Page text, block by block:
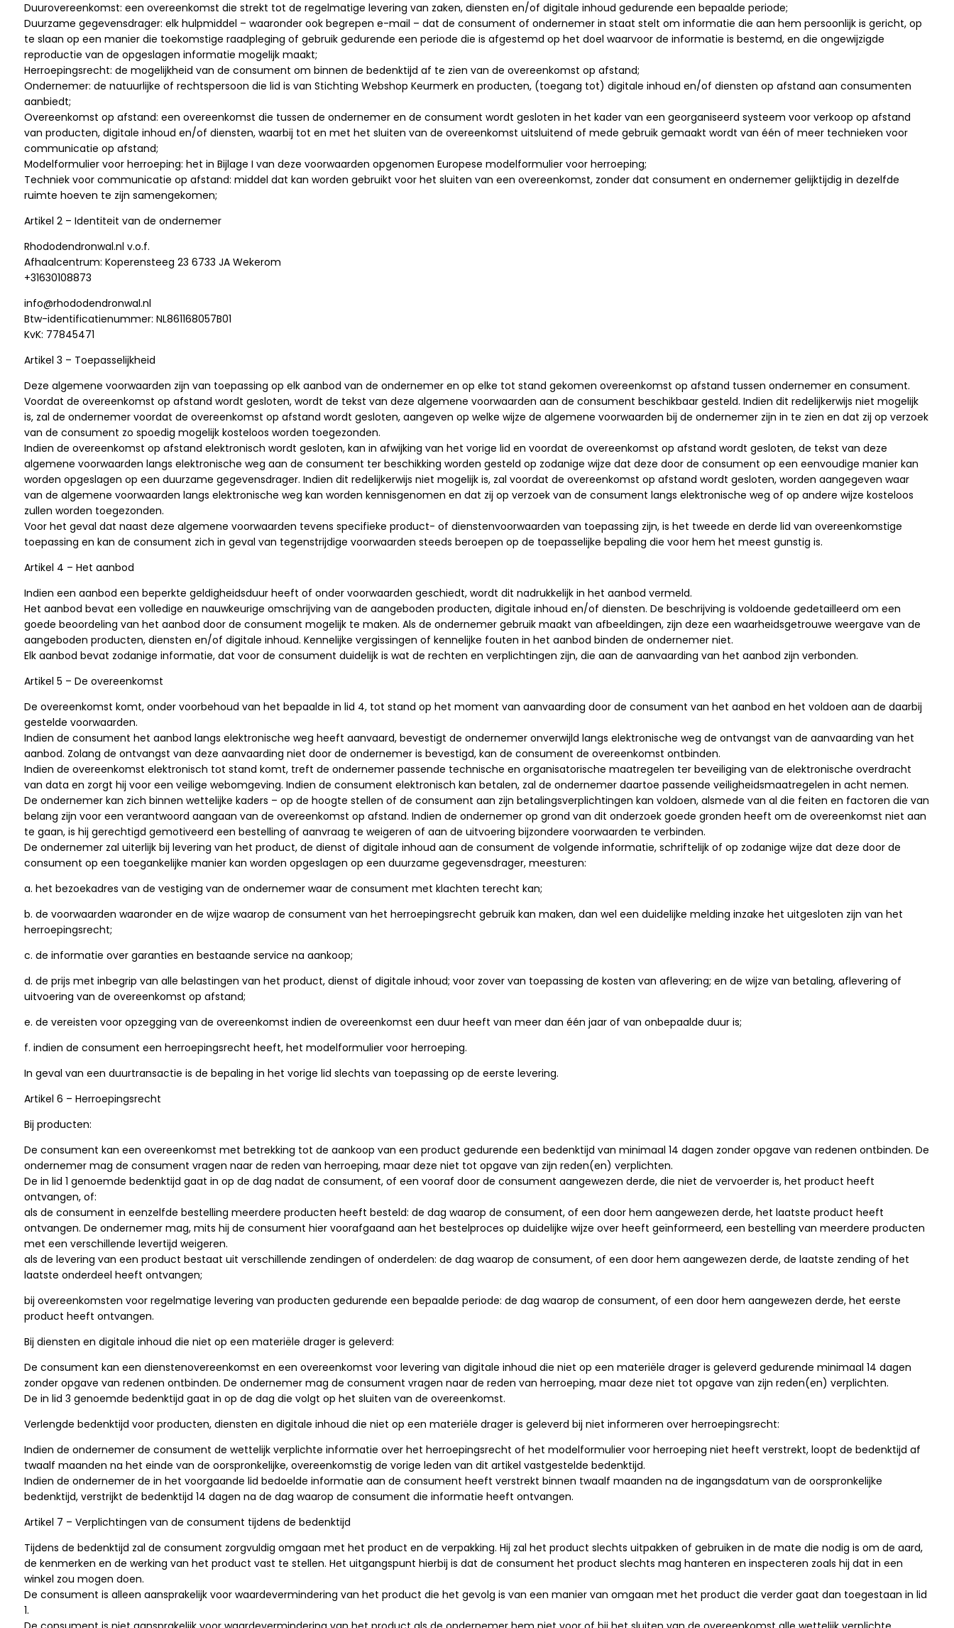
Duurovereenkomst: een overeenkomst die strekt tot de regelmatige levering van zaken, diensten en/of digitale inhoud gedurende een bepaalde periode;
Duurzame gegevensdrager: elk hulpmiddel – waaronder ook begrepen e-mail – dat de consument of ondernemer in staat stelt om informatie die aan hem persoonlijk is gericht, op
te slaan op een manier die toekomstige raadpleging of gebruik gedurende een periode die is afgestemd op het doel waarvoor de informatie is bestemd, en die ongewijzigde
reproductie van de opgeslagen informatie mogelijk maakt;
Herroepingsrecht: de mogelijkheid van de consument om binnen de bedenktijd af te zien van de overeenkomst op afstand;
Ondernemer: de natuurlijke of rechtspersoon die lid is van Stichting Webshop Keurmerk en producten, (toegang tot) digitale inhoud en/of diensten op afstand aan consumenten
aanbiedt;
Overeenkomst op afstand: een overeenkomst die tussen de ondernemer en de consument wordt gesloten in het kader van een georganiseerd systeem voor verkoop op afstand
van producten, digitale inhoud en/of diensten, waarbij tot en met het sluiten van de overeenkomst uitsluitend of mede gebruik gemaakt wordt van één of meer technieken voor
communicatie op afstand;
Modelformulier voor herroeping: het in Bijlage I van deze voorwaarden opgenomen Europese modelformulier voor herroeping;
Techniek voor communicatie op afstand: middel dat kan worden gebruikt voor het sluiten van een overeenkomst, zonder dat consument en ondernemer gelijktijdig in dezelfde
ruimte hoeven te zijn samengekomen;
Artikel 2 – Identiteit van de ondernemer
Rhododendronwal.nl v.o.f.
Afhaalcentrum: Koperensteeg 23 6733 JA Wekerom
+31630108873
info@rhododendronwal.nl
Btw-identificatienummer: NL861168057B01
KvK: 77845471
Artikel 3 – Toepasselijkheid
Deze algemene voorwaarden zijn van toepassing op elk aanbod van de ondernemer en op elke tot stand gekomen overeenkomst op afstand tussen ondernemer en consument.
Voordat de overeenkomst op afstand wordt gesloten, wordt de tekst van deze algemene voorwaarden aan de consument beschikbaar gesteld. Indien dit redelijkerwijs niet mogelijk
is, zal de ondernemer voordat de overeenkomst op afstand wordt gesloten, aangeven op welke wijze de algemene voorwaarden bij de ondernemer zijn in te zien en dat zij op verzoek
van de consument zo spoedig mogelijk kosteloos worden toegezonden.
Indien de overeenkomst op afstand elektronisch wordt gesloten, kan in afwijking van het vorige lid en voordat de overeenkomst op afstand wordt gesloten, de tekst van deze
algemene voorwaarden langs elektronische weg aan de consument ter beschikking worden gesteld op zodanige wijze dat deze door de consument op een eenvoudige manier kan
worden opgeslagen op een duurzame gegevensdrager. Indien dit redelijkerwijs niet mogelijk is, zal voordat de overeenkomst op afstand wordt gesloten, worden aangegeven waar
van de algemene voorwaarden langs elektronische weg kan worden kennisgenomen en dat zij op verzoek van de consument langs elektronische weg of op andere wijze kosteloos
zullen worden toegezonden.
Voor het geval dat naast deze algemene voorwaarden tevens specifieke product- of dienstenvoorwaarden van toepassing zijn, is het tweede en derde lid van overeenkomstige
toepassing en kan de consument zich in geval van tegenstrijdige voorwaarden steeds beroepen op de toepasselijke bepaling die voor hem het meest gunstig is.
Artikel 4 – Het aanbod
Indien een aanbod een beperkte geldigheidsduur heeft of onder voorwaarden geschiedt, wordt dit nadrukkelijk in het aanbod vermeld.
Het aanbod bevat een volledige en nauwkeurige omschrijving van de aangeboden producten, digitale inhoud en/of diensten. De beschrijving is voldoende gedetailleerd om een
goede beoordeling van het aanbod door de consument mogelijk te maken. Als de ondernemer gebruik maakt van afbeeldingen, zijn deze een waarheidsgetrouwe weergave van de
aangeboden producten, diensten en/of digitale inhoud. Kennelijke vergissingen of kennelijke fouten in het aanbod binden de ondernemer niet.
Elk aanbod bevat zodanige informatie, dat voor de consument duidelijk is wat de rechten en verplichtingen zijn, die aan de aanvaarding van het aanbod zijn verbonden.
Artikel 5 – De overeenkomst
De overeenkomst komt, onder voorbehoud van het bepaalde in lid 4, tot stand op het moment van aanvaarding door de consument van het aanbod en het voldoen aan de daarbij
gestelde voorwaarden.
Indien de consument het aanbod langs elektronische weg heeft aanvaard, bevestigt de ondernemer onverwijld langs elektronische weg de ontvangst van de aanvaarding van het
aanbod. Zolang de ontvangst van deze aanvaarding niet door de ondernemer is bevestigd, kan de consument de overeenkomst ontbinden.
Indien de overeenkomst elektronisch tot stand komt, treft de ondernemer passende technische en organisatorische maatregelen ter beveiliging van de elektronische overdracht
van data en zorgt hij voor een veilige webomgeving. Indien de consument elektronisch kan betalen, zal de ondernemer daartoe passende veiligheidsmaatregelen in acht nemen.
De ondernemer kan zich binnen wettelijke kaders – op de hoogte stellen of de consument aan zijn betalingsverplichtingen kan voldoen, alsmede van al die feiten en factoren die van
belang zijn voor een verantwoord aangaan van de overeenkomst op afstand. Indien de ondernemer op grond van dit onderzoek goede gronden heeft om de overeenkomst niet aan
te gaan, is hij gerechtigd gemotiveerd een bestelling of aanvraag te weigeren of aan de uitvoering bijzondere voorwaarden te verbinden.
De ondernemer zal uiterlijk bij levering van het product, de dienst of digitale inhoud aan de consument de volgende informatie, schriftelijk of op zodanige wijze dat deze door de
consument op een toegankelijke manier kan worden opgeslagen op een duurzame gegevensdrager, meesturen:
a. het bezoekadres van de vestiging van de ondernemer waar de consument met klachten terecht kan;
b. de voorwaarden waaronder en de wijze waarop de consument van het herroepingsrecht gebruik kan maken, dan wel een duidelijke melding inzake het uitgesloten zijn van het
herroepingsrecht;
c. de informatie over garanties en bestaande service na aankoop;
d. de prijs met inbegrip van alle belastingen van het product, dienst of digitale inhoud; voor zover van toepassing de kosten van aflevering; en de wijze van betaling, aflevering of
uitvoering van de overeenkomst op afstand;
e. de vereisten voor opzegging van de overeenkomst indien de overeenkomst een duur heeft van meer dan één jaar of van onbepaalde duur is;
f. indien de consument een herroepingsrecht heeft, het modelformulier voor herroeping.
In geval van een duurtransactie is de bepaling in het vorige lid slechts van toepassing op de eerste levering.
Artikel 6 – Herroepingsrecht
Bij producten:
De consument kan een overeenkomst met betrekking tot de aankoop van een product gedurende een bedenktijd van minimaal 14 dagen zonder opgave van redenen ontbinden. De
ondernemer mag de consument vragen naar de reden van herroeping, maar deze niet tot opgave van zijn reden(en) verplichten.
De in lid 1 genoemde bedenktijd gaat in op de dag nadat de consument, of een vooraf door de consument aangewezen derde, die niet de vervoerder is, het product heeft
ontvangen, of:
als de consument in eenzelfde bestelling meerdere producten heeft besteld: de dag waarop de consument, of een door hem aangewezen derde, het laatste product heeft
ontvangen. De ondernemer mag, mits hij de consument hier voorafgaand aan het bestelproces op duidelijke wijze over heeft geïnformeerd, een bestelling van meerdere producten
met een verschillende levertijd weigeren.
als de levering van een product bestaat uit verschillende zendingen of onderdelen: de dag waarop de consument, of een door hem aangewezen derde, de laatste zending of het
laatste onderdeel heeft ontvangen;
bij overeenkomsten voor regelmatige levering van producten gedurende een bepaalde periode: de dag waarop de consument, of een door hem aangewezen derde, het eerste
product heeft ontvangen.
Bij diensten en digitale inhoud die niet op een materiële drager is geleverd:
De consument kan een dienstenovereenkomst en een overeenkomst voor levering van digitale inhoud die niet op een materiële drager is geleverd gedurende minimaal 14 dagen
zonder opgave van redenen ontbinden. De ondernemer mag de consument vragen naar de reden van herroeping, maar deze niet tot opgave van zijn reden(en) verplichten.
De in lid 3 genoemde bedenktijd gaat in op de dag die volgt op het sluiten van de overeenkomst.
Verlengde bedenktijd voor producten, diensten en digitale inhoud die niet op een materiële drager is geleverd bij niet informeren over herroepingsrecht:
Indien de ondernemer de consument de wettelijk verplichte informatie over het herroepingsrecht of het modelformulier voor herroeping niet heeft verstrekt, loopt de bedenktijd af
twaalf maanden na het einde van de oorspronkelijke, overeenkomstig de vorige leden van dit artikel vastgestelde bedenktijd.
Indien de ondernemer de in het voorgaande lid bedoelde informatie aan de consument heeft verstrekt binnen twaalf maanden na de ingangsdatum van de oorspronkelijke
bedenktijd, verstrijkt de bedenktijd 14 dagen na de dag waarop de consument die informatie heeft ontvangen.
Artikel 7 – Verplichtingen van de consument tijdens de bedenktijd
Tijdens de bedenktijd zal de consument zorgvuldig omgaan met het product en de verpakking. Hij zal het product slechts uitpakken of gebruiken in de mate die nodig is om de aard,
de kenmerken en de werking van het product vast te stellen. Het uitgangspunt hierbij is dat de consument het product slechts mag hanteren en inspecteren zoals hij dat in een
winkel zou mogen doen.
De consument is alleen aansprakelijk voor waardevermindering van het product die het gevolg is van een manier van omgaan met het product die verder gaat dan toegestaan in lid
1.